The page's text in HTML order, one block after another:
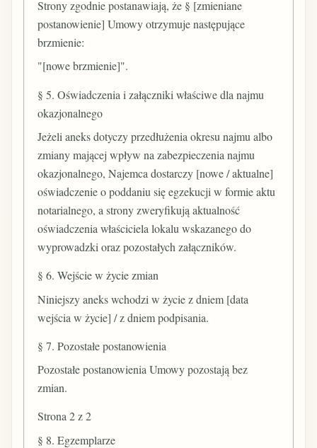
Strony zgodnie postanawiają, że § [zmieniane
postanowienie] Umowy otrzymuje następujące
brzmienie:
"[nowe brzmienie]".
§ 5. Oświadczenia i załączniki właściwe dla najmu
okazjonalnego
Jeżeli aneks dotyczy przedłużenia okresu najmu albo
zmiany mającej wpływ na zabezpieczenia najmu
okazjonalnego, Najemca dostarczy [nowe / aktualne]
oświadczenie o poddaniu się egzekucji w formie aktu
notarialnego, a strony zweryfikują aktualność
oświadczenia właściciela lokalu wskazanego do
wyprowadzki oraz pozostałych załączników.
§ 6. Wejście w życie zmian
Niniejszy aneks wchodzi w życie z dniem [data
wejścia w życie] / z dniem podpisania.
§ 7. Pozostałe postanowienia
Pozostałe postanowienia Umowy pozostają bez
zmian.
Strona 2 z 2
§ 8. Egzemplarze